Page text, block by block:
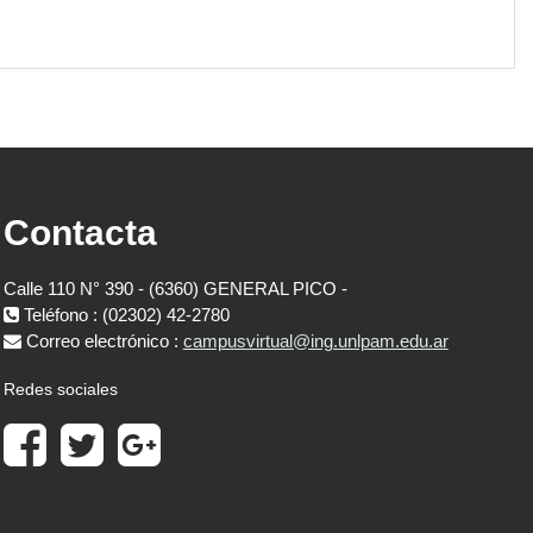
Contacta
Calle 110 N° 390 - (6360) GENERAL PICO -
Teléfono : (02302) 42-2780
Correo electrónico : campusvirtual@ing.unlpam.edu.ar
Redes sociales